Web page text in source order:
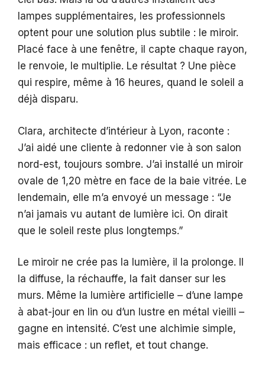
lampes supplémentaires, les professionnels
optent pour une solution plus subtile : le miroir.
Placé face à une fenêtre, il capte chaque rayon,
le renvoie, le multiplie. Le résultat ? Une pièce
qui respire, même à 16 heures, quand le soleil a
déjà disparu.
Clara, architecte d’intérieur à Lyon, raconte :
J’ai aidé une cliente à redonner vie à son salon
nord-est, toujours sombre. J’ai installé un miroir
ovale de 1,20 mètre en face de la baie vitrée. Le
lendemain, elle m’a envoyé un message : “Je
n’ai jamais vu autant de lumière ici. On dirait
que le soleil reste plus longtemps.”
Le miroir ne crée pas la lumière, il la prolonge. Il
la diffuse, la réchauffe, la fait danser sur les
murs. Même la lumière artificielle – d’une lampe
à abat-jour en lin ou d’un lustre en métal vieilli –
gagne en intensité. C’est une alchimie simple,
mais efficace : un reflet, et tout change.